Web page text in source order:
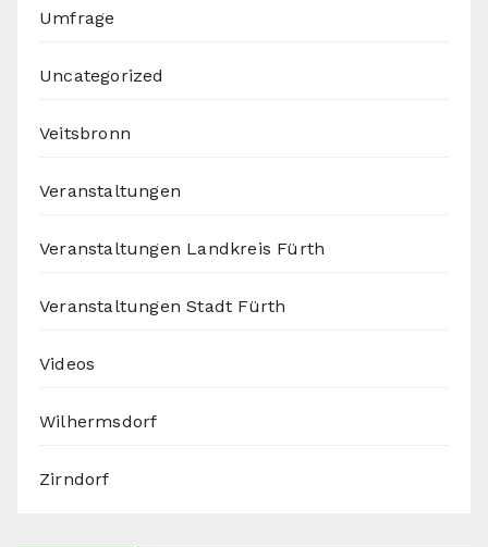
Umfrage
Uncategorized
Veitsbronn
Veranstaltungen
Veranstaltungen Landkreis Fürth
Veranstaltungen Stadt Fürth
Videos
Wilhermsdorf
Zirndorf